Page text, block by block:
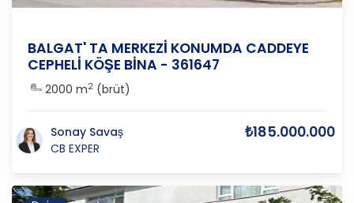
BALGAT' TA MERKEZİ KONUMDA CADDEYE
CEPHELİ KÖŞE BİNA - 361647
2000 m2 (brüt)
Sonay Savaş
CB EXPER
₺185.000.000